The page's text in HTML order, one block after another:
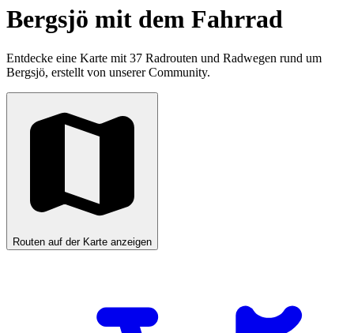
Bergsjö mit dem Fahrrad
Entdecke eine Karte mit 37 Radrouten und Radwegen rund um
Bergsjö, erstellt von unserer Community.
Routen auf der Karte anzeigen